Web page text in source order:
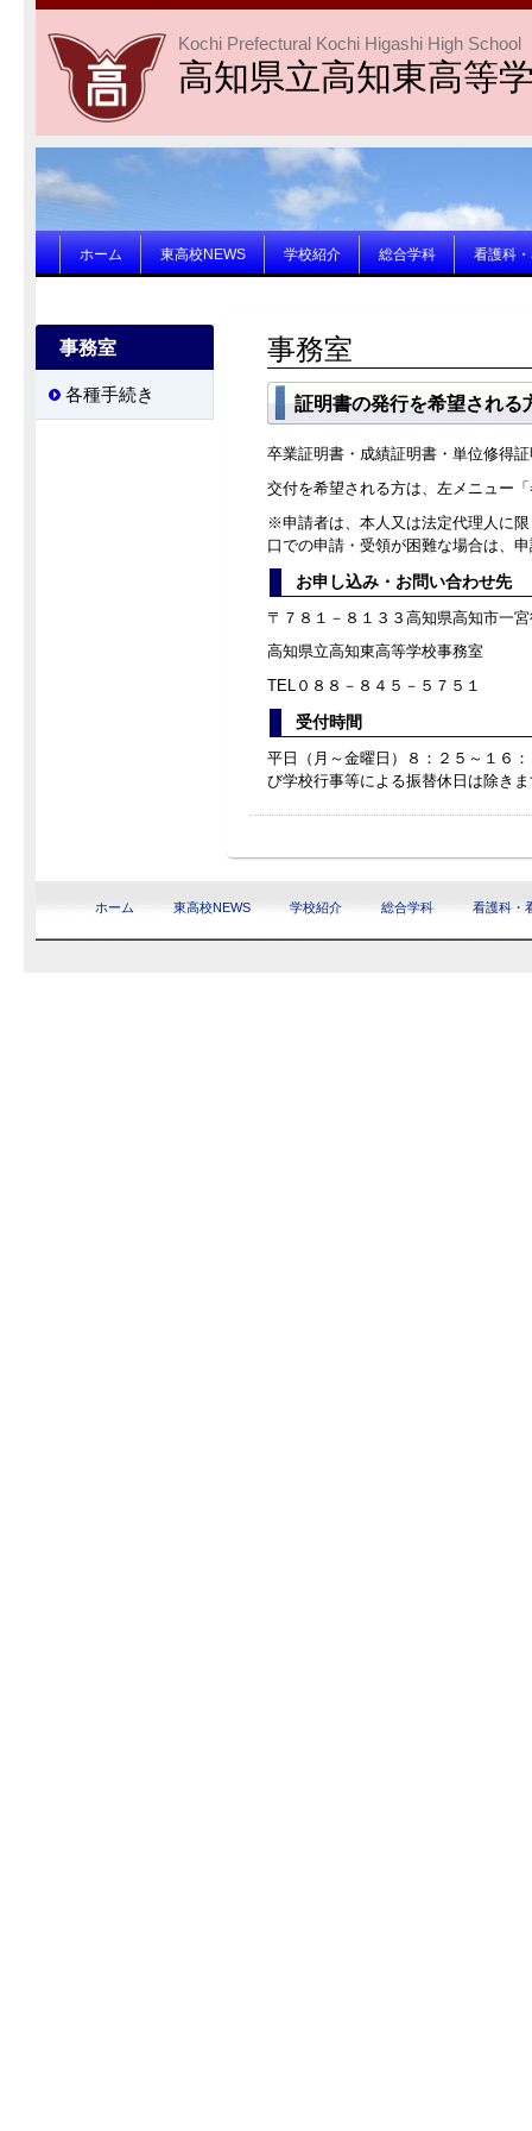
Kochi Prefectural Kochi Higashi High School
高知県立高知東高等
ホーム 東高校NEWS 学校紹介 総合学科 看護科
事務室
各種手続き
事務室
証明書の発行を希望される
卒業証明書・成績証明書・単位修得
交付を希望される方は、左メニュー
※申請者は、本人又は法定代理人に
口での申請・受領が困難な場合は、
お申し込み・お問い合わせ先
〒７８１－８１３３高知県高知市一
高知県立高知東高等学校事務室
TEL０８８－８４５－５７５１
受付時間
平日（月～金曜日）８：２５～１６
び学校行事等による振替休日は除き
ホーム 東高校NEWS 学校紹介 総合学科 看護科・